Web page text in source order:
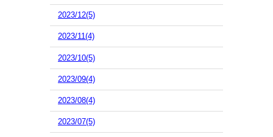
2023/12(5)
2023/11(4)
2023/10(5)
2023/09(4)
2023/08(4)
2023/07(5)